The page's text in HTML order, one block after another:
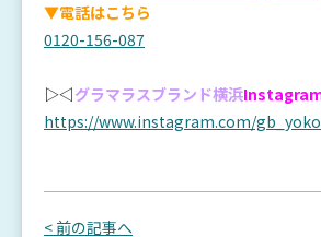
▼電話はこちら
0120-156-087
▷◁グラマラスブランド横浜
https://www.instagram.com/
< 前の記事へ